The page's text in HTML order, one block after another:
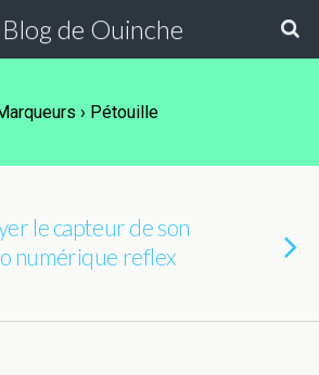
de Ouinche
› Pétouille
le capteur de son
numérique reflex